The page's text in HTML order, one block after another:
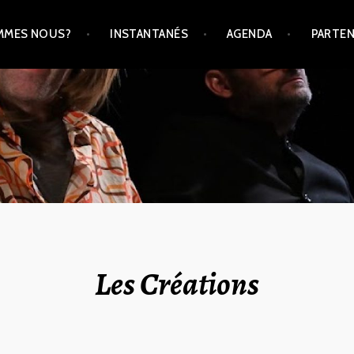
NOUS? INSTANTANÉS AGENDA
Les Créations